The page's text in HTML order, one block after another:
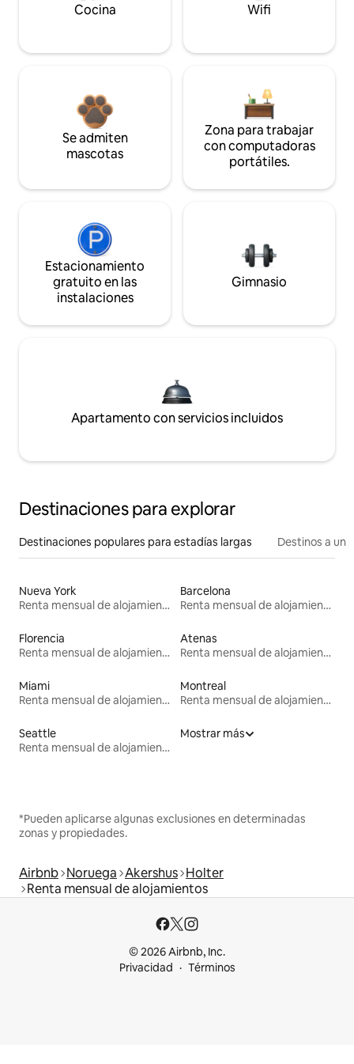
Cocina Wifi
Se admiten
mascotas
Zona para trabajar
con computadoras
portátiles.
Estacionamiento
gratuito en las
instalaciones
Gimnasio
Apartamento con servicios incluidos
Destinaciones para explorar
Destinaciones populares para estadías largas Destinos a un
Nueva York
Renta mensual de alojamientos
Barcelona
Renta mensual de alojamientos
Florencia
Renta mensual de alojamientos
Atenas
Renta mensual de alojamientos
Miami
Renta mensual de alojamientos
Montreal
Renta mensual de alojamientos
Seattle
Renta mensual de alojamientos
Mostrar más
*Pueden aplicarse algunas exclusiones en determinadas
zonas y propiedades.
Airbnb Noruega Akershus Holter
Renta mensual de alojamientos
© 2026 Airbnb, Inc.
Privacidad
Términos